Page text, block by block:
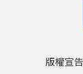
版權宣告